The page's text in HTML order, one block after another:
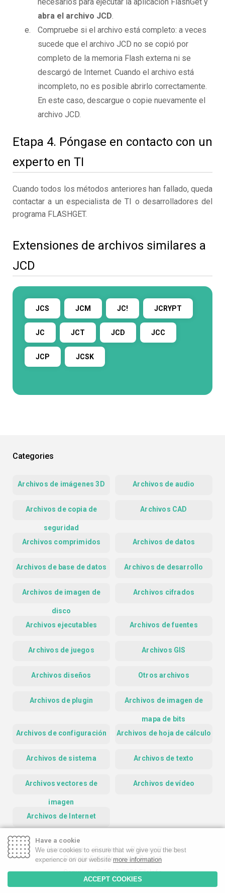
abra el archivo JCD.
Compruebe si el archivo está completo: a veces
sucede que el archivo JCD no se copió por
completo de la memoria Flash externa ni se
descargó de Internet. Cuando el archivo está
incompleto, no es posible abrirlo correctamente.
En este caso, descargue o copie nuevamente el
archivo JCD.
Etapa 4. Póngase en contacto con un
experto en TI
Cuando todos los métodos anteriores han fallado, queda
contactar a un especialista de TI o desarrolladores del
programa FLASHGET.
Extensiones de archivos similares a
JCD
JCS JCM JC! JCRYPT
JC JCT JCD JCC
JCP JCSK
Categories
Archivos de imágenes 3D Archivos de audio
Archivos de copia de
seguridad
Archivos CAD
Archivos comprimidos Archivos de datos
Archivos de base de datos Archivos de desarrollo
Archivos de imagen de
disco
Archivos cifrados
Archivos ejecutables Archivos de fuentes
Archivos de juegos Archivos GIS
Archivos diseños Otros archivos
Archivos de plugin Archivos de imagen de
mapa de bits
Archivos de configuración
Archivos de hoja de cálculo
Archivos de sistema Archivos de texto
Archivos vectores de
imagen
Archivos de vídeo
Archivos de Internet
Homepage Contact
Privacy Policy
Google Safe Browsing Report
Copyright © 2019-2026 FileInfo
Have a cookie
We use cookies to ensure that we give you the best
experience on our website more information
ACCEPT COOKIES